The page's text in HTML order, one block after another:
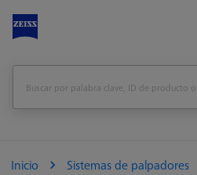
Inicio
Sistemas de palpadores